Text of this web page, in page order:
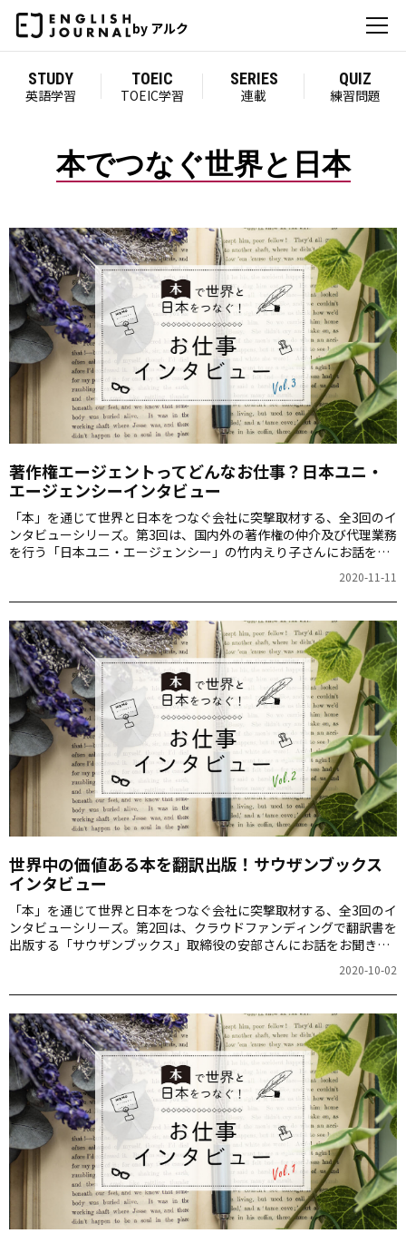
by アルク
STUDY
英語学習
TOEIC
TOEIC学習
SERIES
連載
QUIZ
練習問題
本でつなぐ世界と日本
著作権エージェントってどんなお仕事？日本ユニ・
エージェンシーインタビュー
「本」を通じて世界と日本をつなぐ会社に突撃取材する、全3回のイ
ンタビューシリーズ。第3回は、国内外の著作権の仲介及び代理業務
を行う「日本ユニ・エージェンシー」の竹内えり子さんにお話をお
2020-11-11
世界中の価値ある本を翻訳出版！サウザンブックス
インタビュー
「本」を通じて世界と日本をつなぐ会社に突撃取材する、全3回のイ
ンタビューシリーズ。第2回は、クラウドファンディングで翻訳書を
出版する「サウザンブックス」取締役の安部さんにお話をお聞きし
2020-10-02